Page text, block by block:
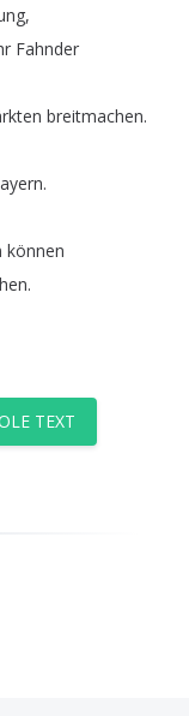
,
Fahnder
breitmachen.
.
können
.
TEXT